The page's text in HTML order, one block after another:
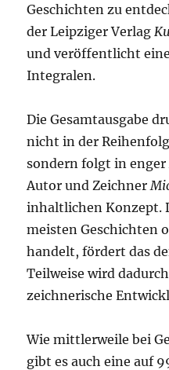
Geschichten zu
der Leipziger Verlag
und veröffentlicht
Integralen.
Die Gesamtausgabe
nicht in der
sondern folgt in enger
Autor und Zeichner
inhaltlichen Konzept.
meisten Geschichten
handelt, fördert das
Teilweise wird
zeichnerische
Wie mittlerweile bei
gibt es auch eine auf